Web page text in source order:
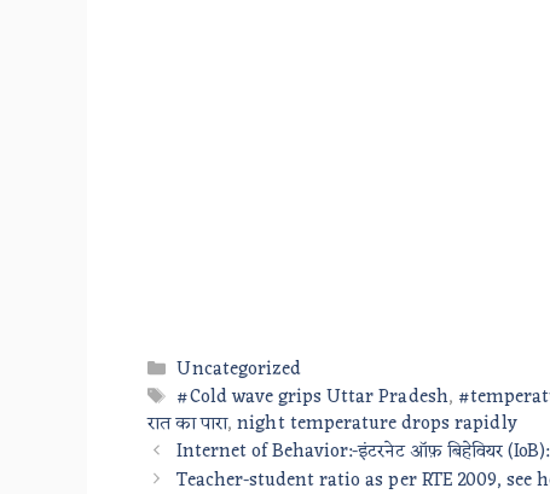
Categories
Uncategorized
Tags
#Cold wave grips Uttar Pradesh,
रात का पारा,night temperature drops rapidly
Internet of Behavior:-इंटरनेट ऑफ़ बिहेवियर (IoB):
Teacher-student ratio as per RTE 2009,